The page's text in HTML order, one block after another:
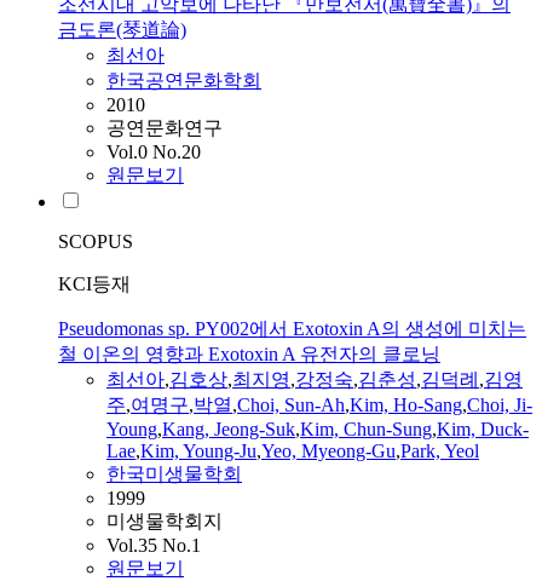
조선시대 고악보에 나타난 『만보전서(萬寶全書)』의
금도론(琴道論)
최선아
한국공연문화학회
2010
공연문화연구
Vol.0 No.20
원문보기
SCOPUS
KCI등재
Pseudomonas sp. PY002에서 Exotoxin A의 생성에 미치는
철 이온의 영향과 Exotoxin A 유전자의 클로닝
최선아,김호상,최지영,강정숙,김춘성,김덕례 ,김영
주,여명구,박열,Choi, Sun-Ah,Kim, Ho-Sang,Choi, Ji-
Young,Kang, Jeong-Suk,Kim, Chun-Sung,Kim, Duck-
Lae,Kim, Young-Ju,Yeo, Myeong-Gu,Park, Yeol
한국미생물학회
1999
미생물학회지
Vol.35 No.1
원문보기